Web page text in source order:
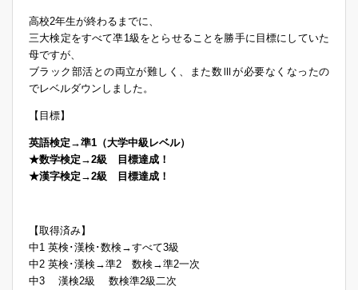
高校2年生が終わるまでに、
三大検定をすべて凖1級をとらせることを勝手に目標にしていた
母ですが、
ブラック部活との両立が難しく、また数Ⅲが必要なくなったの
でレベルダウンしました。
【目標】
英語検定→準1（大学中級レベル）
★数学検定→2級 目標達成！
★漢字検定→2級 目標達成！
【取得済み】
中1 英検･漢検･数検→すべて3級
中2 英検･漢検→準2 数検→準2一次
中3 漢検2級 数検準2級二次